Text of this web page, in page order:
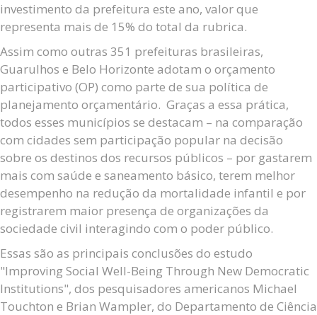
investimento da prefeitura este ano, valor que
representa mais de 15% do total da rubrica.
Assim como outras 351 prefeituras brasileiras,
Guarulhos e Belo Horizonte adotam o orçamento
participativo (OP) como parte de sua política de
planejamento orçamentário. Graças a essa prática,
todos esses municípios se destacam – na comparação
com cidades sem participação popular na decisão
sobre os destinos dos recursos públicos – por gastarem
mais com saúde e saneamento básico, terem melhor
desempenho na redução da mortalidade infantil e por
registrarem maior presença de organizações da
sociedade civil interagindo com o poder público.
Essas são as principais conclusões do estudo
"Improving Social Well-Being Through New Democratic
Institutions", dos pesquisadores americanos Michael
Touchton e Brian Wampler, do Departamento de Ciência